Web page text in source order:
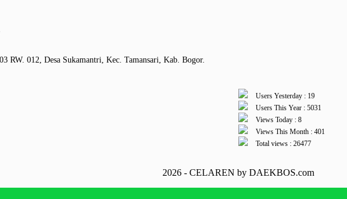
RW. 012, Desa Sukamantri, Kec. Tamansari, Kab. Bogor.
Users Yesterday : 19
Users This Year : 5031
Views Today : 8
Views This Month : 401
Total views : 26477
2026 - CELAREN by DAEKBOS.com